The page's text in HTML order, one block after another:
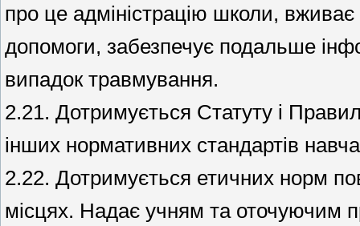
про це адміністрацію школи,
допомоги, забезпечує подальше
випадок травмування.
2.21. Дотримується Статуту і
інших нормативних стандартів
2.22. Дотримується етичних норм
місцях. Надає учням та оточуючим